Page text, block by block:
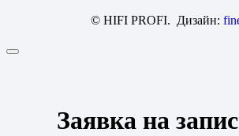
© HIFI PROFI. Дизайн:
Заявка на